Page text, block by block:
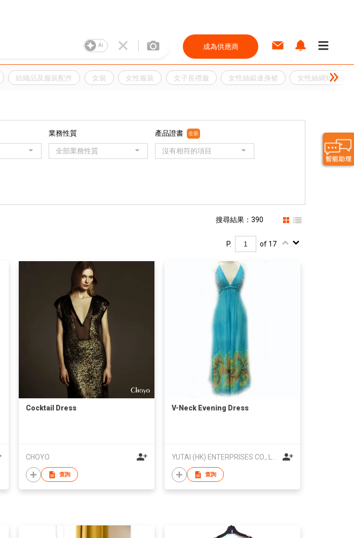
AI 成為供應商
紡織品及服裝配件 女裝 女性服裝 女子長禮服 女性絲緞連身裙 女性絲綢短禮服
業務性質
全部業務性質
產品證書 全新
沒有相符的項目
搜尋結果：390
P. of 17
Cocktail Dress
CHOYO
查詢
V-Neck Evening Dress
YUTAI (HK) ENTERPRISES CO., LTD
查詢